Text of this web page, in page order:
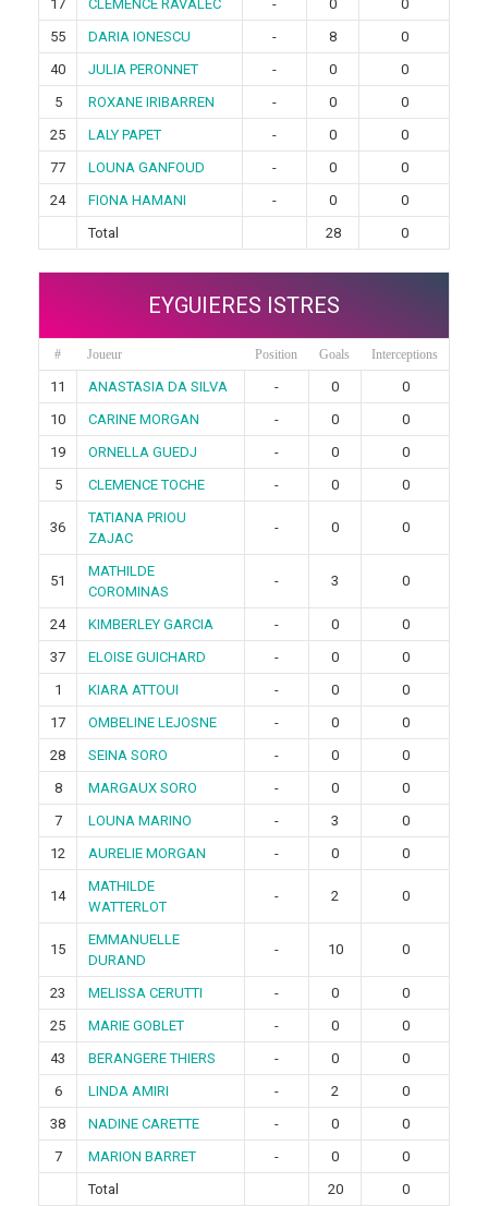
17
CLEMENCE RAVALEC - 0
0
55
DARIA IONESCU - 8
0
40
JULIA PERONNET - 0
0
5
ROXANE IRIBARREN - 0
0
25
LALY PAPET - 0
0
77
LOUNA GANFOUD - 0
0
24
FIONA HAMANI - 0
0
Total
28 0
EYGUIERES ISTRES
# Joueur Position Goals Interceptions
11 ANASTASIA DA SILVA - 0
0
10
CARINE MORGAN - 0
0
19
ORNELLA GUEDJ - 0
0
5
CLEMENCE TOCHE - 0 0
36
TATIANA PRIOU
ZAJAC
- 0 0
51
MATHILDE
COROMINAS
- 3 0
24 KIMBERLEY GARCIA - 0
0
37
ELOISE GUICHARD - 0
0
1
KIARA ATTOUI - 0
0
17
OMBELINE LEJOSNE - 0
0
28
SEINA SORO - 0
0
8
MARGAUX SORO - 0
0
7
LOUNA MARINO - 3
0
12
AURELIE MORGAN - 0 0
14
MATHILDE
WATTERLOT
- 2 0
15
EMMANUELLE
DURAND
- 10 0
23 MELISSA CERUTTI - 0
0
25
MARIE GOBLET - 0
0
43
BERANGERE THIERS - 0
0
6
LINDA AMIRI - 2
0
38
NADINE CARETTE - 0
0
7
MARION BARRET - 0
0
Total
20 0